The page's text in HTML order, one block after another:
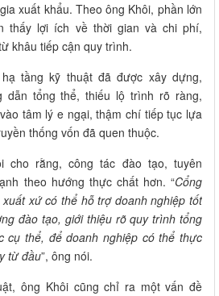
xuất khẩu. Theo ông Khôi, phần lớn
thấy lợi ích về thời gian và chi phí,
khâu tiếp cận quy trình.
tầng kỹ thuật đã được xây dựng,
dẫn tổng thể, thiếu lộ trình rõ ràng,
tâm lý e ngại, thậm chí tiếp tục lựa
thống vốn đã quen thuộc.
cho rằng, công tác đào tạo, tuyên
theo hướng thực chất hơn. “Cổng
xứ có thể hỗ trợ doanh nghiệp tốt
đào tạo, giới thiệu rõ quy trình tổng
cụ thể, để doanh nghiệp có thể thực
từ đầu”, ông nói.
ông Khôi cũng chỉ ra một vấn đề